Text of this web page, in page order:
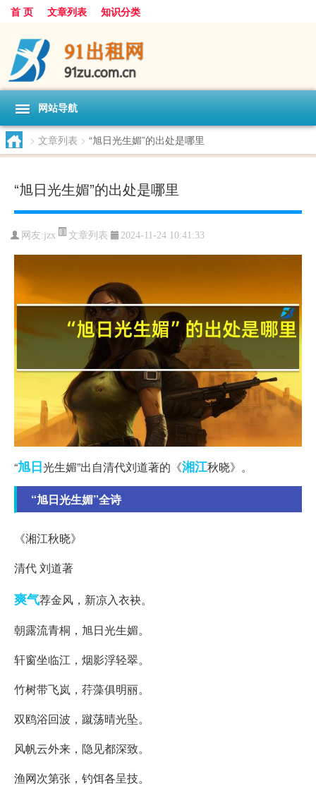
首 页 文章列表 知识分类
网站导航
> 文章列表 > “旭日光生媚”的出处是哪里
“旭日光生媚”的出处是哪里
网友:jzx 文章列表 2024-11-24 10:41:33
“旭日光生媚”出自清代刘道著的《湘江秋晓》。
“旭日光生媚”全诗
《湘江秋晓》
清代 刘道著
爽气荐金风，新凉入衣袂。
朝露流青桐，旭日光生媚。
轩窗坐临江，烟影浮轻翠。
竹树带飞岚，荇藻俱明丽。
双鸥浴回波，蹴荡晴光坠。
风帆云外来，隐见都深致。
渔网次第张，钓饵各呈技。